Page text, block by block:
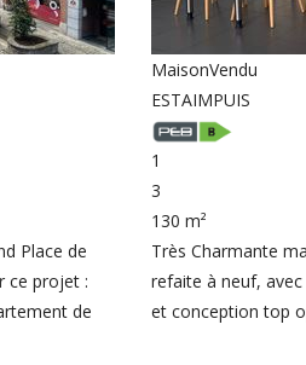
Place de
ce projet :
de
MaisonVendu
ESTAIMPUIS
1
3
130 m²
Très Charmante
refaite à neuf,
et conception top